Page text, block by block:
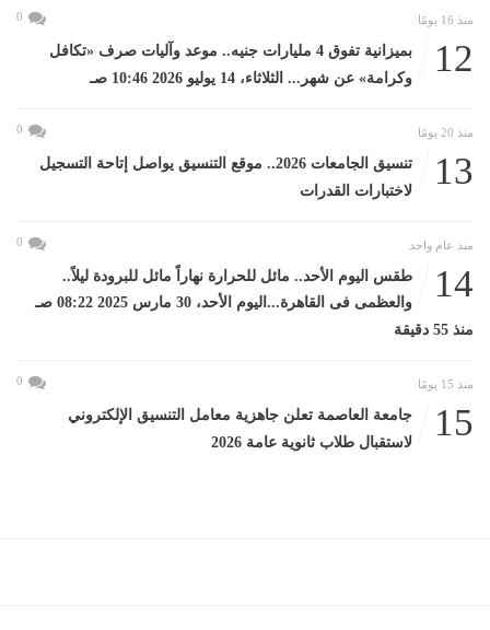
منذ 16 يومًا 0
12
بميزانية تفوق 4 مليارات جنيه.. موعد وآليات صرف «تكافل
وكرامة» عن شهر... الثلاثاء، 14 يوليو 2026 10:46 صـ
منذ 20 يومًا 0
13
تنسيق الجامعات 2026.. موقع التنسيق يواصل إتاحة التسجيل
لاختبارات القدرات
منذ عام واحد 0
14
طقس اليوم الأحد.. مائل للحرارة نهاراً مائل للبرودة ليلاً..
والعظمى فى القاهرة...اليوم الأحد، 30 مارس 2025 08:22 صـ
منذ 55 دقيقة
منذ 15 يومًا 0
15
جامعة العاصمة تعلن جاهزية معامل التنسيق الإلكتروني
لاستقبال طلاب ثانوية عامة 2026